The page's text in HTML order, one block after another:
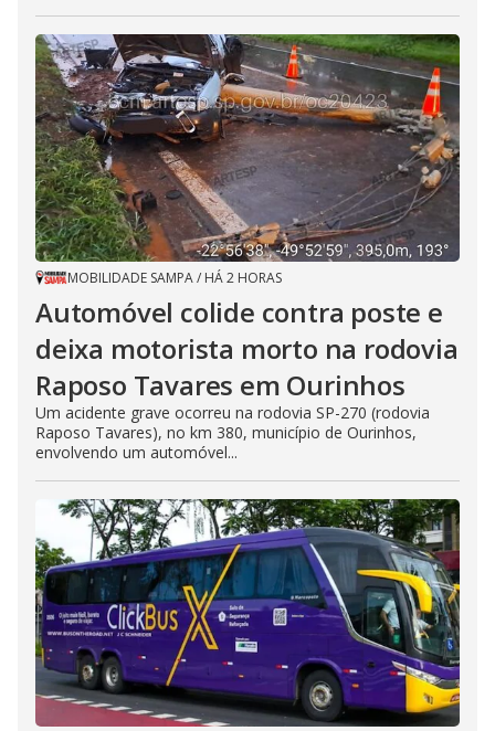
MOBILIDADE SAMPA/ HÁ 2 HORAS
Automóvel colide contra poste e
deixa motorista morto na rodovia
Raposo Tavares em Ourinhos
Um acidente grave ocorreu na rodovia SP-270 (rodovia
Raposo Tavares), no km 380, município de Ourinhos,
envolvendo um automóvel...